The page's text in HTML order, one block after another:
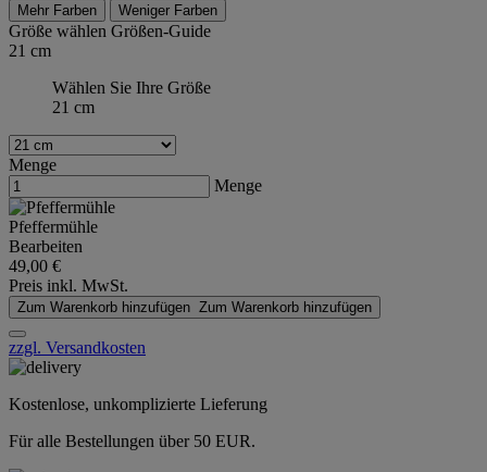
Mehr Farben Weniger Farben
Größe wählen Größen-Guide
21 cm
Wählen Sie Ihre Größe
21 cm
Menge
Menge
Pfeffermühle
Bearbeiten
49,00 €
Preis inkl. MwSt.
Zum Warenkorb hinzufügen Zum Warenkorb hinzufügen
zzgl. Versandkosten
Kostenlose, unkomplizierte Lieferung
Für alle Bestellungen über 50 EUR.